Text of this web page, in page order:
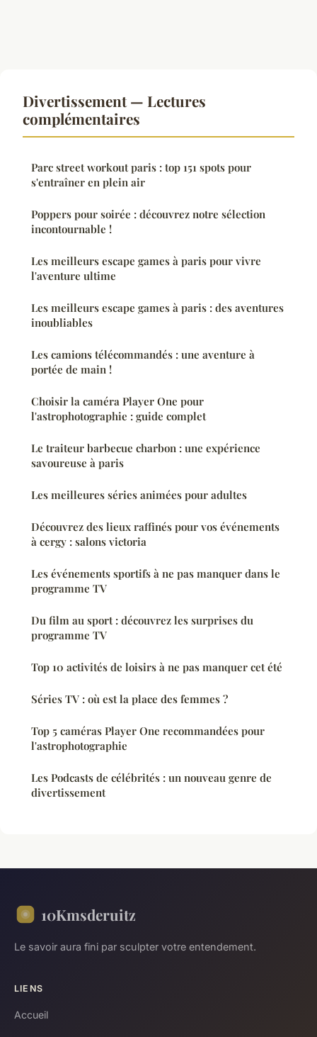
Divertissement — Lectures
complémentaires
Parc street workout paris : top 151 spots pour
s'entraîner en plein air
Poppers pour soirée : découvrez notre sélection
incontournable !
Les meilleurs escape games à paris pour vivre
l'aventure ultime
Les meilleurs escape games à paris : des aventures
inoubliables
Les camions télécommandés : une aventure à
portée de main !
Choisir la caméra Player One pour
l'astrophotographie : guide complet
Le traiteur barbecue charbon : une expérience
savoureuse à paris
Les meilleures séries animées pour adultes
Découvrez des lieux raffinés pour vos événements
à cergy : salons victoria
Les événements sportifs à ne pas manquer dans le
programme TV
Du film au sport : découvrez les surprises du
programme TV
Top 10 activités de loisirs à ne pas manquer cet été
Séries TV : où est la place des femmes ?
Top 5 caméras Player One recommandées pour
l'astrophotographie
Les Podcasts de célébrités : un nouveau genre de
divertissement
10Kmsderuitz
Le savoir aura fini par sculpter votre entendement.
LIENS
Accueil